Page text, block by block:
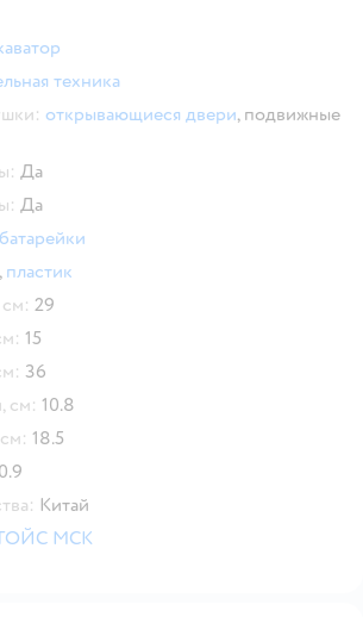
техника
открывающиеся двери, подвижные
Да
Да
батарейки
, пластик
29
15
36
см: 10.8
18.5
0.9
Китай
МСК